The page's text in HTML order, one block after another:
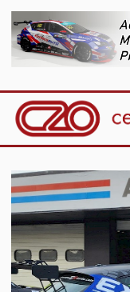
Češi ve světě
GT Cup Series
TCR Eastern Europe
F4 CEZ